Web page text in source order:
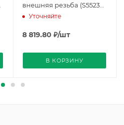
внешняя резьба (S55230-
V101), Siemens
Уточняйте
8 819.80 ₽/шт
В КОРЗИНУ